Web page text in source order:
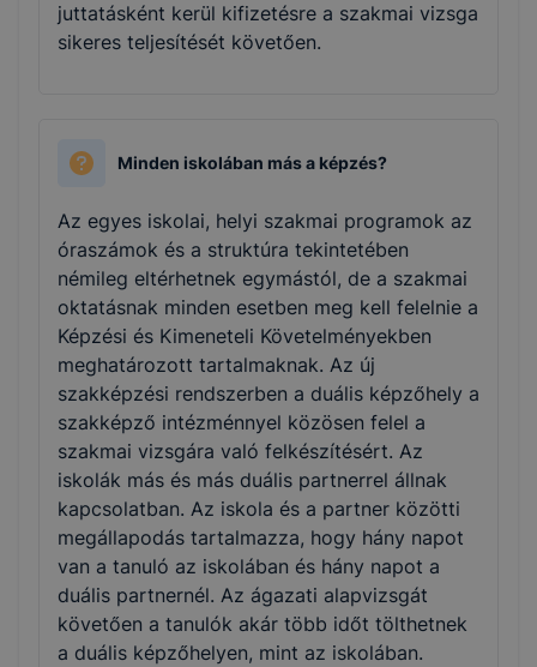
juttatásként kerül kifizetésre a szakmai vizsga
sikeres teljesítését követően.
Minden iskolában más a képzés?
Az egyes iskolai, helyi szakmai programok az
óraszámok és a struktúra tekintetében
némileg eltérhetnek egymástól, de a szakmai
oktatásnak minden esetben meg kell felelnie a
Képzési és Kimeneteli Követelményekben
meghatározott tartalmaknak. Az új
szakképzési rendszerben a duális képzőhely a
szakképző intézménnyel közösen felel a
szakmai vizsgára való felkészítésért. Az
iskolák más és más duális partnerrel állnak
kapcsolatban. Az iskola és a partner közötti
megállapodás tartalmazza, hogy hány napot
van a tanuló az iskolában és hány napot a
duális partnernél. Az ágazati alapvizsgát
követően a tanulók akár több időt tölthetnek
a duális képzőhelyen, mint az iskolában.